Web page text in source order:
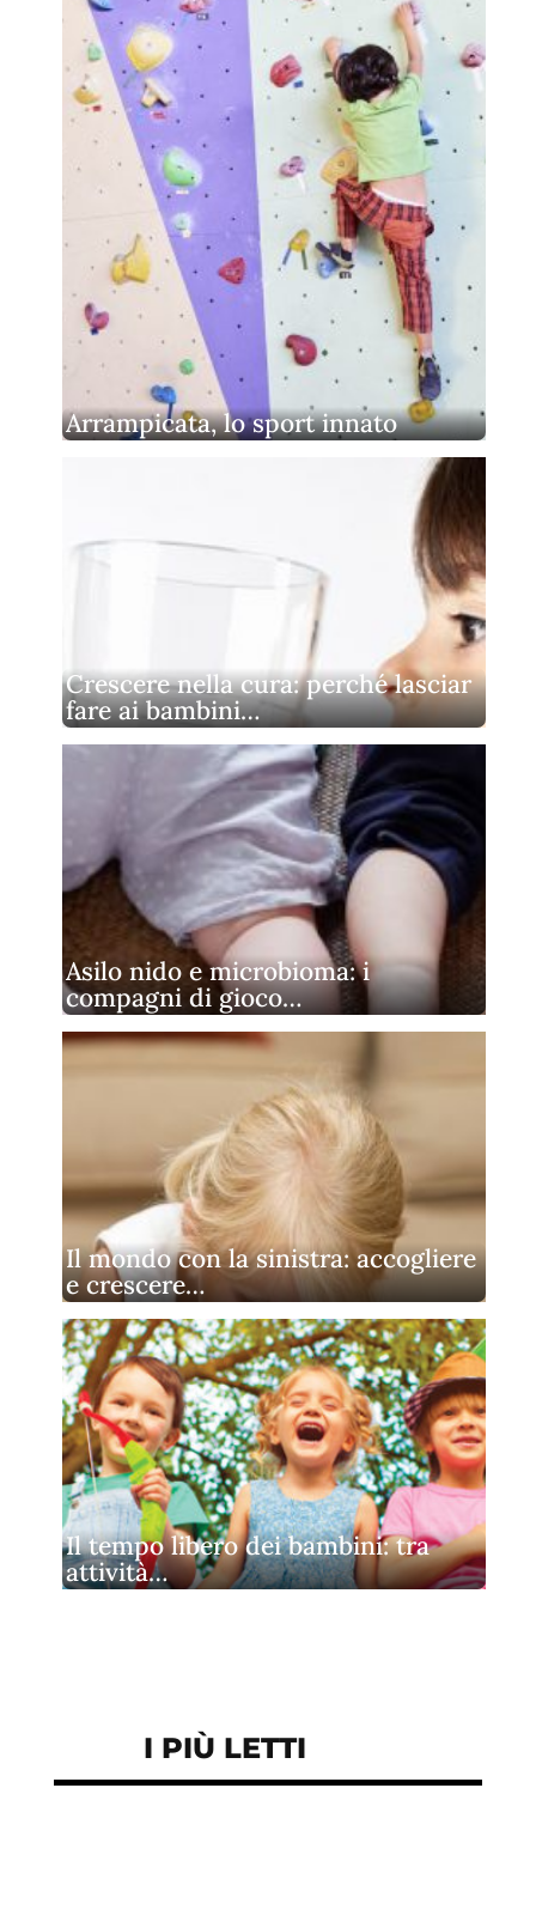
Arrampicata, lo sport innato
Crescere nella cura: perché lasciar
fare ai bambini…
Asilo nido e microbioma: i
compagni di gioco…
Il mondo con la sinistra: accogliere
e crescere…
Il tempo libero dei bambini: tra
attività…
I PIÙ LETTI